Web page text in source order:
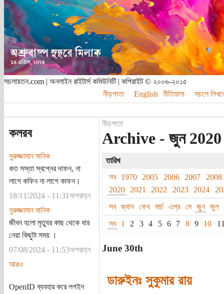
সচলায়তন.com | অনলাইন রাইটার্স কমিউনিটি | কপিরাইট © ২০০৬-২০১৫
নীড়পাতা
English নীতিমালা সচলে
কলরব
নুরুজ্জামান মানিক
কত সস্তা স্বপ্নের দাফন, না
লাগে কফিন না লাগে কাফন।
18/11/2024 - 11:31অপরাহ্ন
নুরুজ্জামান মানিক
জীবন হলো মৃত্যুর কাছ থেকে ধার
নেয়া কিছুটা সময় ।
07/08/2024 - 11:53অপরাহ্ন
আরও
OpenID ব্যবহার করে লগইন
নীড়পাতা
Archive - জুন 2020
তারিখ
সব
1970 2005 2006 2007
2008
2020
2021 2022 2023 2024
সব
জ্যান ফেব মার্চ এপ্র মে জুন
জুল
সব
1 2 3 4 5 6 7 8 9 10
June 30th
ডারুইনঃ সুকুমার রায়